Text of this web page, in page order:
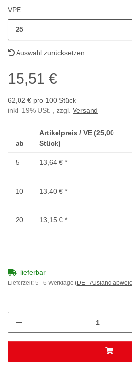
VPE
25
Auswahl zurücksetzen
15,51 €
62,02 € pro 100 Stück
inkl. 19% USt. , zzgl. Versand
ab
Artikelpreis / VE (25,00
Stück)
5 13,64 € *
10 13,40 € *
20 13,15 € *
lieferbar
Lieferzeit: 5 - 6 Werktage (DE - Ausland